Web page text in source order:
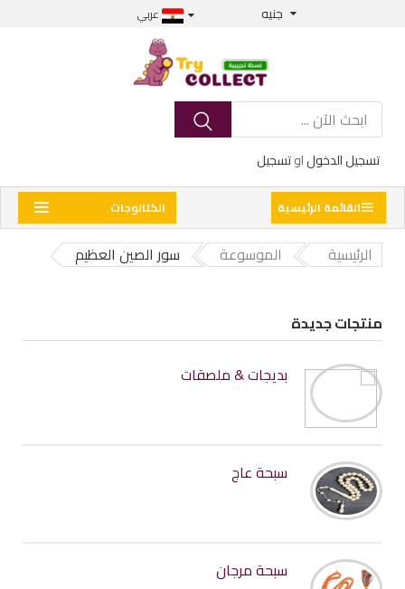
جنيه عربي
تسجيل الدخولاوتسجيل
الكتالوجات القائمة الرئيسية
الرئيسية الموسوعة سور الصين العظيم
منتجات جديدة
بديجات & ملصقات
سبحة عاج
سبحة مرجان